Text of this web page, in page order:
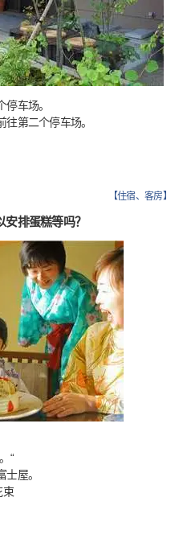
车场。
第二个停车场。
【住宿、客房】
排蛋糕等吗？
“
屋。
束